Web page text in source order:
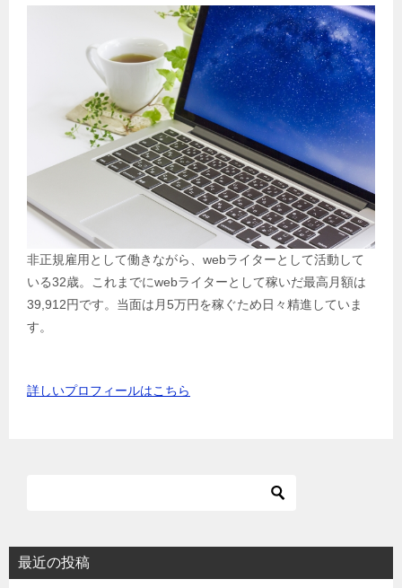
非正規雇用として働きながら、webライターとして活動して
いる32歳。これまでにwebライターとして稼いだ最高月額は
39,912円です。当面は月5万円を稼ぐため日々精進していま
す。
詳しいプロフィールはこちら
最近の投稿